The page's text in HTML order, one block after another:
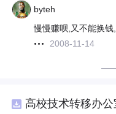
byteh
慢慢赚呗,又不能换
2008-11-14